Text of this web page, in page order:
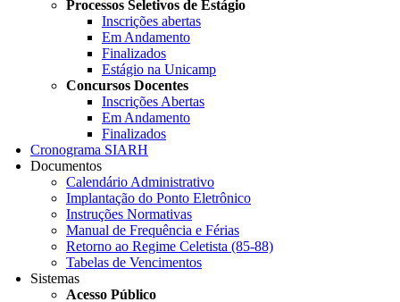
Processos Seletivos de Estágio
Inscrições abertas
Em Andamento
Finalizados
Estágio na Unicamp
Concursos Docentes
Inscrições Abertas
Em Andamento
Finalizados
Cronograma SIARH
Documentos
Calendário Administrativo
Implantação do Ponto Eletrônico
Instruções Normativas
Manual de Frequência e Férias
Retorno ao Regime Celetista (85-88)
Tabelas de Vencimentos
Sistemas
Acesso Público